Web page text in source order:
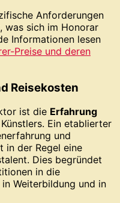
Anforderungen
was sich im Honorar
Informationen lesen
Preise und deren
Reisekosten
ist die Erfahrung
Ein etablierter
und
in der Regel eine
Dies begründet
in die
Weiterbildung und in